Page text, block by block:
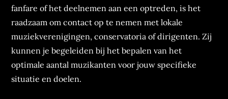
fanfare of het deelnemen aan een optreden, is het
raadzaam om contact op te nemen met lokale
muziekverenigingen, conservatoria of dirigenten. Zij
kunnen je begeleiden bij het bepalen van het
optimale aantal muzikanten voor jouw specifieke
situatie en doelen.